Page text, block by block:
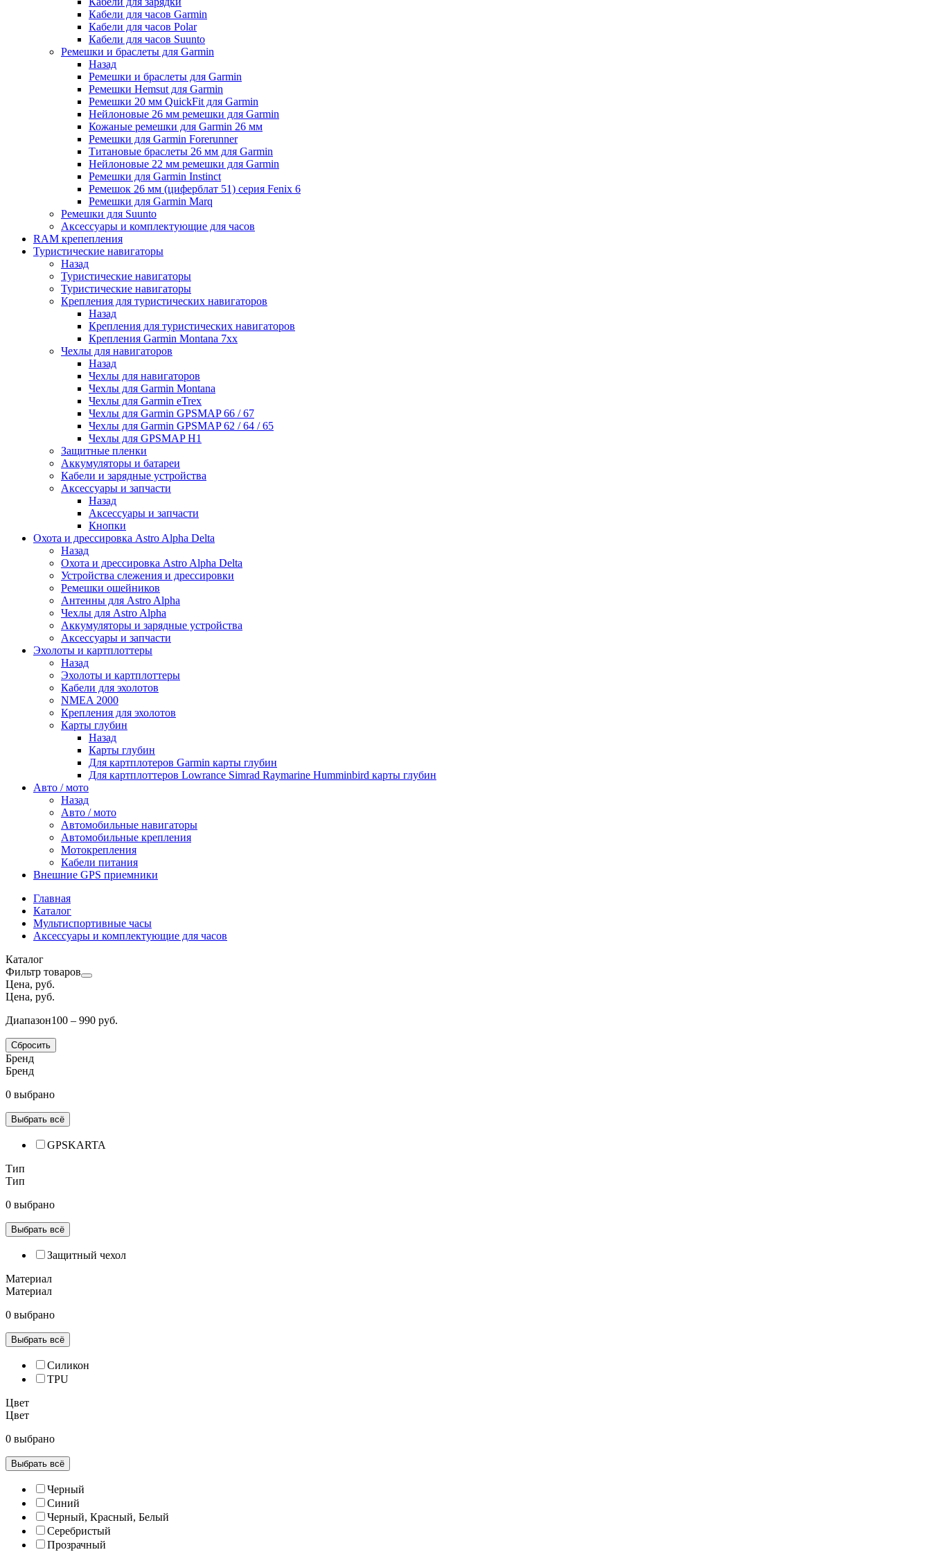
Кабели для часов Garmin
Кабели для часов Polar
Кабели для часов Suunto
Ремешки и браслеты для Garmin
Назад
Ремешки и браслеты для Garmin
Ремешки Hemsut для Garmin
Ремешки 20 мм QuickFit для Garmin
Нейлоновые 26 мм ремешки для Garmin
Кожаные ремешки для Garmin 26 мм
Ремешки для Garmin Forerunner
Титановые браслеты 26 мм для Garmin
Нейлоновые 22 мм ремешки для Garmin
Ремешки для Garmin Instinct
Ремешок 26 мм (циферблат 51) серия Fenix 6
Ремешки для Garmin Marq
Ремешки для Suunto
Аксессуары и комплектующие для часов
RAM крепепления
Туристические навигаторы
Назад
Туристические навигаторы
Туристические навигаторы
Крепления для туристических навигаторов
Назад
Крепления для туристических навигаторов
Крепления Garmin Montana 7xx
Чехлы для навигаторов
Назад
Чехлы для навигаторов
Чехлы для Garmin Montana
Чехлы для Garmin eTrex
Чехлы для Garmin GPSMAP 66 / 67
Чехлы для Garmin GPSMAP 62 / 64 / 65
Чехлы для GPSMAP H1
Защитные пленки
Аккумуляторы и батареи
Кабели и зарядные устройства
Аксессуары и запчасти
Назад
Аксессуары и запчасти
Кнопки
Охота и дрессировка Astro Alpha Delta
Назад
Охота и дрессировка Astro Alpha Delta
Устройства слежения и дрессировки
Ремешки ошейников
Антенны для Astro Alpha
Чехлы для Astro Alpha
Аккумуляторы и зарядные устройства
Аксессуары и запчасти
Эхолоты и картплоттеры
Назад
Эхолоты и картплоттеры
Кабели для эхолотов
NMEA 2000
Крепления для эхолотов
Карты глубин
Назад
Карты глубин
Для картплотеров Garmin карты глубин
Для картплоттеров Lowrance Simrad Raymarine Humminbird карты глубин
Авто / мото
Назад
Авто / мото
Автомобильные навигаторы
Автомобильные крепления
Мотокрепления
Кабели питания
Внешние GPS приемники
Главная
Каталог
Мультиспортивные часы
Аксессуары и комплектующие для часов
Каталог
Фильтр товаров
Цена, руб.
Цена, руб.
Диапазон100 – 990 руб.
Сбросить
Бренд
Бренд
0 выбрано
Выбрать всё
GPSKARTA
Тип
Тип
0 выбрано
Выбрать всё
Защитный чехол
Материал
Материал
0 выбрано
Выбрать всё
Силикон
TPU
Цвет
Цвет
0 выбрано
Выбрать всё
Черный
Синий
Черный, Красный, Белый
Серебристый
Прозрачный